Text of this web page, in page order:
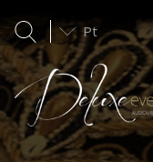
Pt